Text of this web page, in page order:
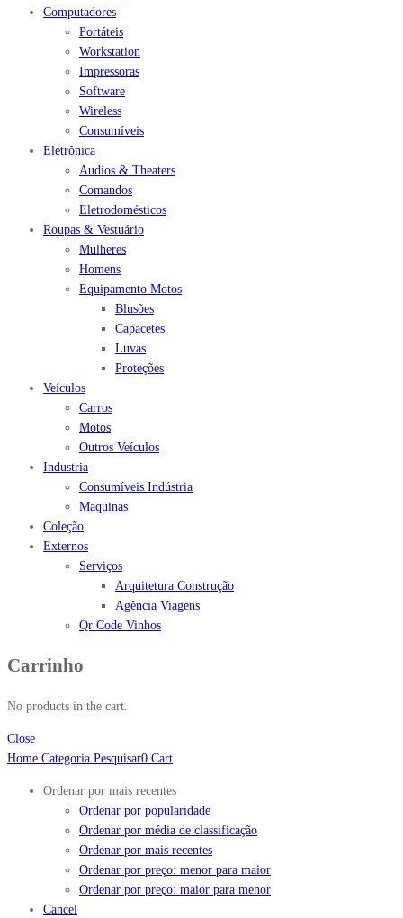
Computadores
Portáteis
Workstation
Impressoras
Software
Wireless
Consumíveis
Eletrônica
Audios & Theaters
Comandos
Eletrodomésticos
Roupas & Vestuário
Mulheres
Homens
Equipamento Motos
Blusões
Capacetes
Luvas
Proteções
Veículos
Carros
Motos
Outros Veículos
Industria
Consumíveis Indústria
Maquinas
Coleção
Externos
Serviços
Arquitetura Construção
Agência Viagens
Qr Code Vinhos
Carrinho
No products in the cart.
Close
Home Categoria Pesquisar0 Cart
Ordenar por mais recentes
Ordenar por popularidade
Ordenar por média de classificação
Ordenar por mais recentes
Ordenar por preço: menor para maior
Ordenar por preço: maior para menor
Cancel